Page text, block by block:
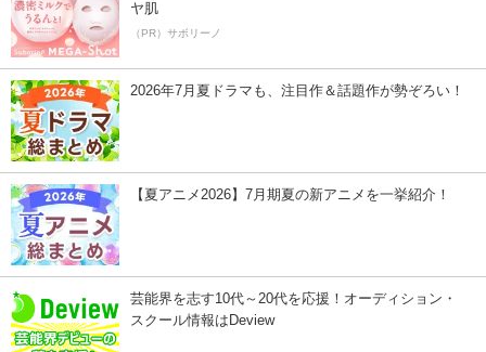
ヤ肌
（PR）サボリーノ
2026年7月夏ドラマも、注目作＆話題作が勢ぞろい！
【夏アニメ2026】7月期夏の新アニメを一挙紹介！
芸能界を志す10代～20代を応援！オーディション・
スクール情報はDeview